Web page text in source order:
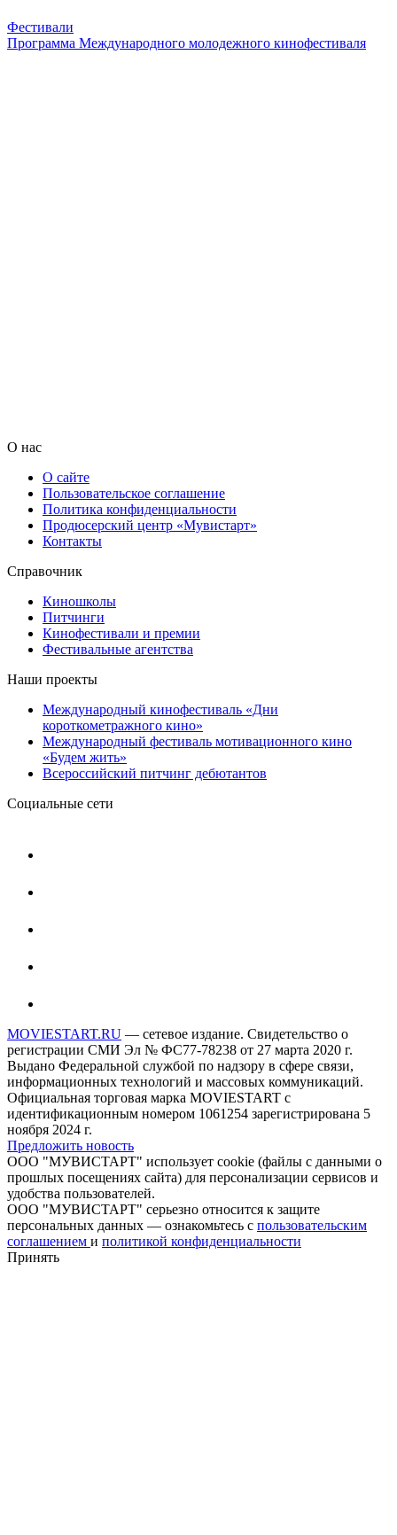
Фестивали
Программа Международного молодежного кинофестиваля
О нас
О сайте
Пользовательское соглашение
Политика конфиденциальности
Продюсерский центр «Мувистарт»
Контакты
Справочник
Киношколы
Питчинги
Кинофестивали и премии
Фестивальные агентства
Наши проекты
Международный кинофестиваль «Дни
короткометражного кино»
Международный фестиваль мотивационного кино
«Будем жить»
Всероссийский питчинг дебютантов
Социальные сети
MOVIESTART.RU — сетевое издание. Свидетельство о
регистрации СМИ Эл № ФС77-78238 от 27 марта 2020 г.
Выдано Федеральной службой по надзору в сфере связи,
информационных технологий и массовых коммуникаций.
Официальная торговая марка MOVIESTART с
идентификационным номером 1061254 зарегистрирована 5
ноября 2024 г.
Предложить новость
ООО "МУВИСТАРТ" использует cookie (файлы с данными о
прошлых посещениях сайта) для персонализации сервисов и
удобства пользователей.
ООО "МУВИСТАРТ" серьезно относится к защите
персональных данных — ознакомьтесь с пользовательским
соглашением и политикой конфиденциальности
Принять